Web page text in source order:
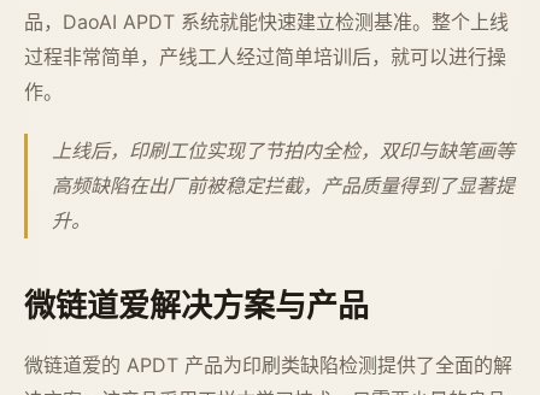
品，DaoAI APDT 系统就能快速建立检测基准。整个上线
过程非常简单，产线工人经过简单培训后，就可以进行操
作。
上线后，印刷工位实现了节拍内全检，双印与缺笔画等
高频缺陷在出厂前被稳定拦截，产品质量得到了显著提
升。
微链道爱解决方案与产品
微链道爱的 APDT 产品为印刷类缺陷检测提供了全面的解